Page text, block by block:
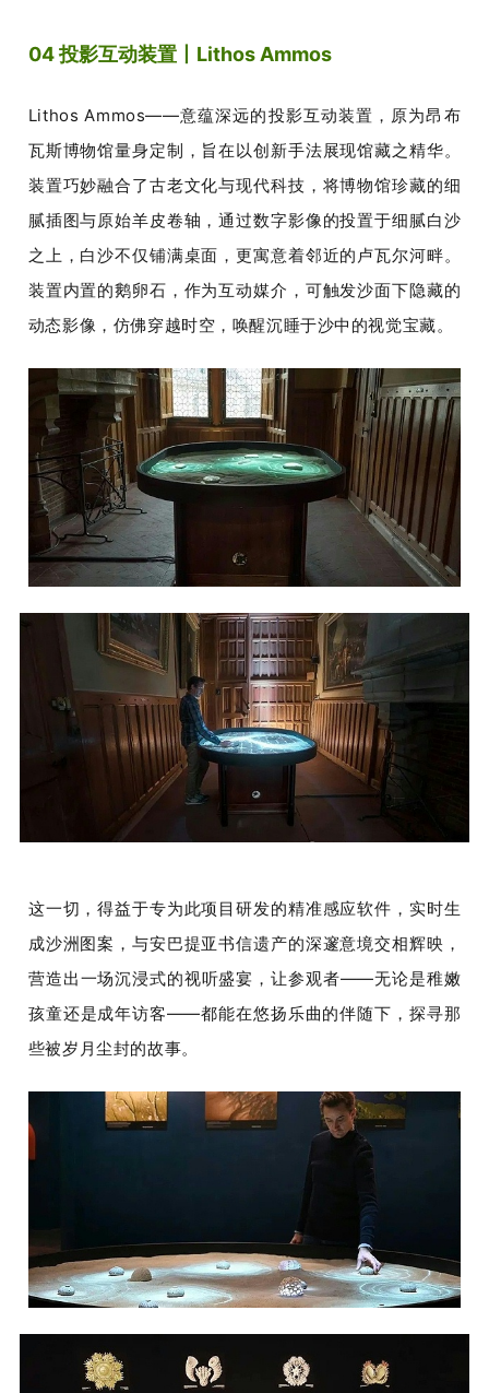
04 投影互动装置丨Lithos Ammos
Lithos Ammos——意蕴深远的投影互动装置，原为昂布
瓦斯博物馆量身定制，旨在以创新手法展现馆藏之精华。
装置巧妙融合了古老文化与现代科技，将博物馆珍藏的细
腻插图与原始羊皮卷轴，通过数字影像的投置于细腻白沙
之上，白沙不仅铺满桌面，更寓意着邻近的卢瓦尔河畔。
装置内置的鹅卵石，作为互动媒介，可触发沙面下隐藏的
动态影像，仿佛穿越时空，唤醒沉睡于沙中的视觉宝藏。
这一切，得益于专为此项目研发的精准感应软件，实时生
成沙洲图案，与安巴提亚书信遗产的深邃意境交相辉映，
营造出一场沉浸式的视听盛宴，让参观者——无论是稚嫩
孩童还是成年访客——都能在悠扬乐曲的伴随下，探寻那
些被岁月尘封的故事。